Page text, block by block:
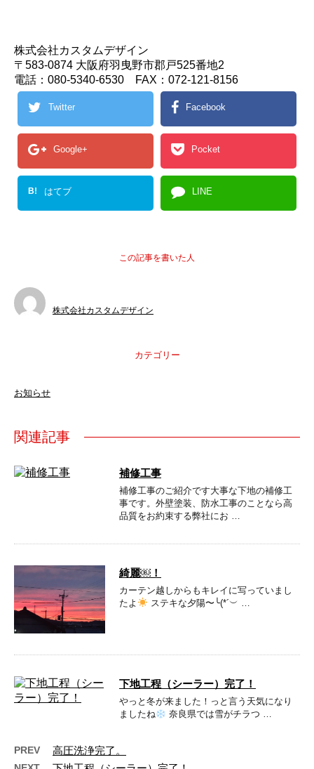
株式会社カスタムデザイン
〒583-0874 大阪府羽曳野市郡戸525番地2
電話：080-5340-6530 FAX：072-121-8156
Twitter Facebook
Google+ Pocket
B! はてブ LINE
この記事を書いた人
株式会社カスタムデザイン
カテゴリー
お知らせ
関連記事
補修工事
補修工事のご紹介です大事な下地の補修工
事です。外壁塗装、防水工事のことなら高
品質をお約束する弊社にお …
綺麗￼！
カーテン越しからもキレイに写っていまし
たよ
ステキな夕陽〜╰(*´︶ …
下地工程（シーラー）完了！
やっと冬が来ました！っと言う天気になり
ましたね
奈良県では雪がチラつ …
PREV 高圧洗浄完了。